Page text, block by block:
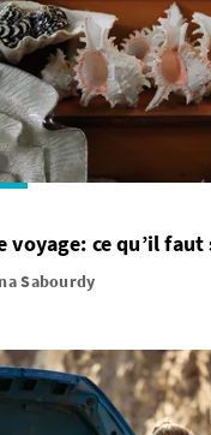
voyage: ce qu’il
Sabourdy